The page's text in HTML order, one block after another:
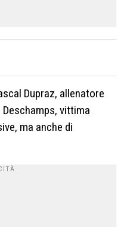
Dupraz, allenatore
vittima
ma anche di